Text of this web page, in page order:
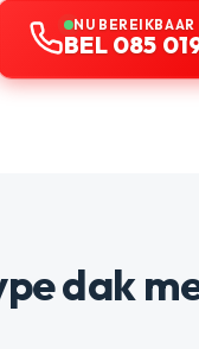
NU BEREIKBAAR
BEL 085
dak